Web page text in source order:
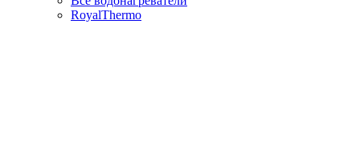
RoyalThermo